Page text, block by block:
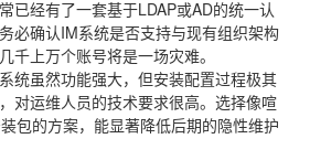
已经有了一套基于LDAP或AD的统一认
必确认IM系统是否支持与现有组织架构
千上万个账号将是一场灾难。
统虽然功能强大，但安装配置过程极其
对运维人员的技术要求很高。选择像喧
包的方案，能显著降低后期的隐性维护